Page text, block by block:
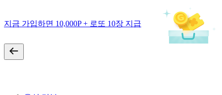
지금 가입하면 10,000P + 로또 10장 지급